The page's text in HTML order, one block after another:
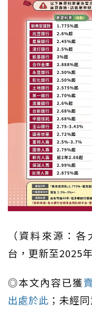
（資料來源：
台，更新至2025年
◎本文內容已獲
出處於此 ；未經